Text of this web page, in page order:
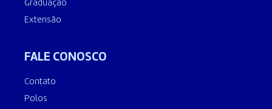
Graduação
Extensão
FALE CONOSCO
Contato
Polos